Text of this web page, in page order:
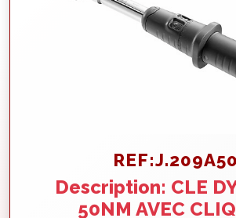
REF:J.209A50
Description: CLE
50NM AVEC